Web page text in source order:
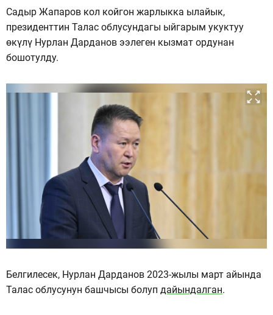
Садыр Жапаров кол койгон жарлыкка ылайык,
президенттин Талас облусундагы ыйгарым укуктуу
өкүлү Нурлан Дарданов ээлеген кызмат ордунан
бошотулду.
Белгилесек, Нурлан Дарданов 2023-жылы март айында
Талас облусунун башчысы болуп дайындалган.